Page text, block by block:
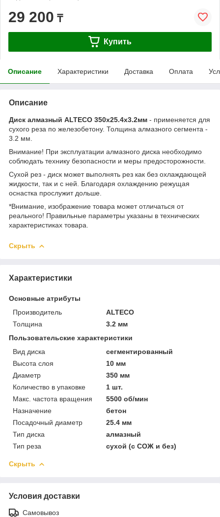
29 200 ₸
Купить
Описание Характеристики Доставка Оплата
Описание
Диск алмазный ALTECO 350x25.4x3.2мм - применяется для
сухого реза по железобетону. Толщина алмазного сегмента -
3.2 мм.
Внимание! При эксплуатации алмазного диска необходимо
соблюдать технику безопасности и меры предосторожности.
Сухой рез - диск может выполнять рез как без охлаждающей
жидкости, так и с ней. Благодаря охлаждению режущая
оснастка прослужит дольше.
*Внимание, изображение товара может отличаться от
реального! Правильные параметры указаны в технических
характеристиках товара.
Скрыть
Характеристики
Основные атрибуты
Производитель
ALTECO
Толщина
3.2 мм
Пользовательские характеристики
Вид диска
сегментированный
Высота слоя
10 мм
Диаметр
350 мм
Количество в упаковке
1 шт.
Макс. частота вращения
5500 об/мин
Назначение
бетон
Посадочный диаметр
25.4 мм
Тип диска
алмазный
Тип реза
сухой (с СОЖ и без)
Скрыть
Условия доставки
Самовывоз